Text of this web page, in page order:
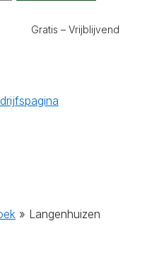
Gratis – Vrijblijvend
» Langenhuizen